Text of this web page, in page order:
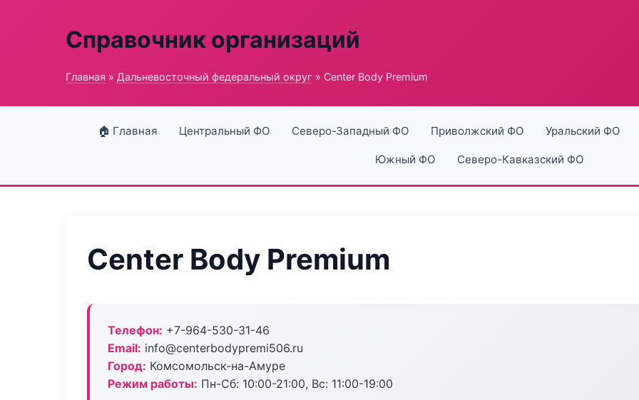
Справочник организаций
Главная » Дальневосточный федеральный округ » Center Body Premium
🏠 Главная Центральный ФО Северо-Западный ФО Приволжский ФО Уральский ФО
Южный ФО Северо-Кавказский ФО
Center Body Premium
Телефон: +7-964-530-31-46
Email: info@centerbodypremi506.ru
Город: Комсомольск-на-Амуре
Режим работы: Пн-Сб: 10:00-21:00, Вс: 11:00-19:00